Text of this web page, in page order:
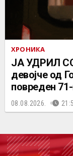
ХРОНИКА
ЈА УДРИЛ
девојче од
08.08.2026.